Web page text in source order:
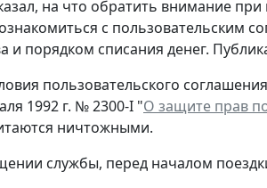
на что обратить внимание
с пользовательским
и порядком списания денег.
пользовательского
1992 г. № 2300-I "О защите прав
ничтожными.
службы, перед началом